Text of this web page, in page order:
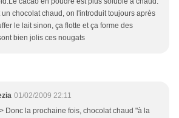
un chocolat chaud, on l'introduit toujours après
le lait sinon, ça flotte et ça forme des
bien jolis ces nougats
01/02/2009 22:11
Donc la prochaine fois, chocolat chaud "à la